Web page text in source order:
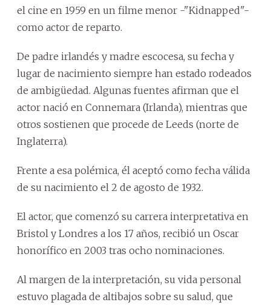
el cine en 1959 en un filme menor -"Kidnapped"-
como actor de reparto.
De padre irlandés y madre escocesa, su fecha y
lugar de nacimiento siempre han estado rodeados
de ambigüedad. Algunas fuentes afirman que el
actor nació en Connemara (Irlanda), mientras que
otros sostienen que procede de Leeds (norte de
Inglaterra).
Frente a esa polémica, él aceptó como fecha válida
de su nacimiento el 2 de agosto de 1932.
El actor, que comenzó su carrera interpretativa en
Bristol y Londres a los 17 años, recibió un Oscar
honorífico en 2003 tras ocho nominaciones.
Al margen de la interpretación, su vida personal
estuvo plagada de altibajos sobre su salud, que